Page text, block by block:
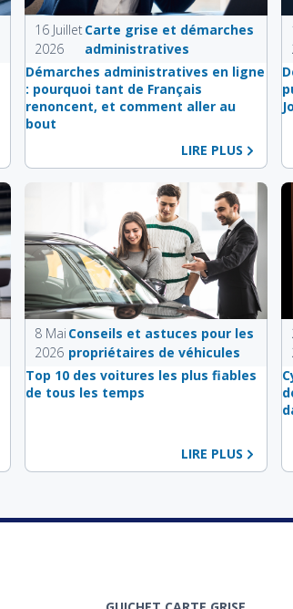
16 Juillet
2026
Carte grise et démarches
administratives
Démarches administratives en ligne
: pourquoi tant de Français
renoncent, et comment aller au
bout
LIRE PLUS
8 Mai
2026
Conseils et astuces pour les
propriétaires de véhicules
Top 10 des voitures les plus fiables
de tous les temps
LIRE PLUS